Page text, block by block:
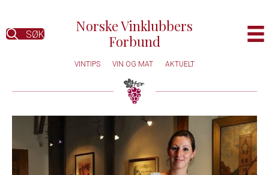
SØK
Norske Vinklubbers
Forbund
VINTIPS VIN OG MAT AKTUELT